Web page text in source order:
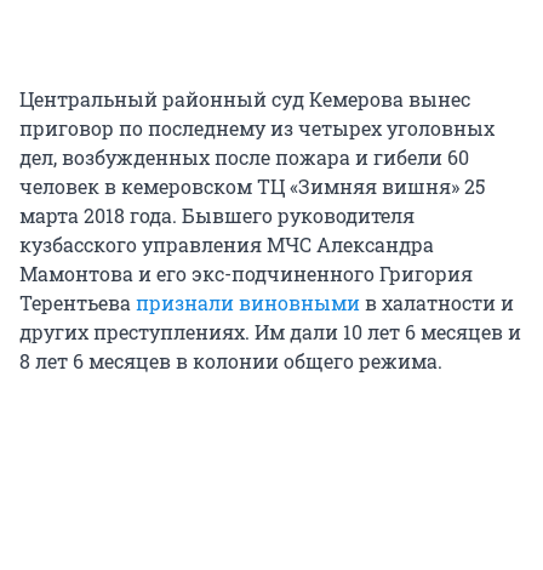
Центральный районный суд Кемерова вынес
приговор по последнему из четырех уголовных
дел, возбужденных после пожара и гибели 60
человек в кемеровском ТЦ «Зимняя вишня» 25
марта 2018 года. Бывшего руководителя
кузбасского управления МЧС Александра
Мамонтова и его экс-подчиненного Григория
Терентьева признали виновнымив халатности и
других преступлениях. Им дали 10 лет 6 месяцев и
8 лет 6 месяцев в колонии общего режима.